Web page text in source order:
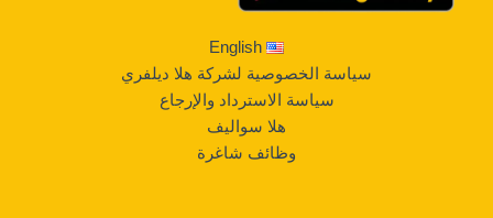
English
سياسة الخصوصية لشركة هلا ديلفري
سياسة الاسترداد والإرجاع
هلا سواليف
وظائف شاغرة